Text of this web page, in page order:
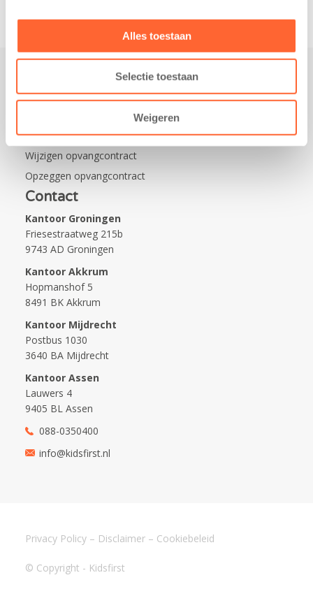
Alles toestaan
Selectie toestaan
Weigeren
Praktisch
Nieuws over Kids First
Wijzigen opvangcontract
Opzeggen opvangcontract
Contact
Kantoor Groningen
Friesestraatweg 215b
9743 AD Groningen
Kantoor Akkrum
Hopmanshof 5
8491 BK Akkrum
Kantoor Mijdrecht
Postbus 1030
3640 BA Mijdrecht
Kantoor Assen
Lauwers 4
9405 BL Assen
088-0350400
info@kidsfirst.nl
© Copyright - Kidsfirst
Privacy Policy – Disclaimer – Cookiebeleid